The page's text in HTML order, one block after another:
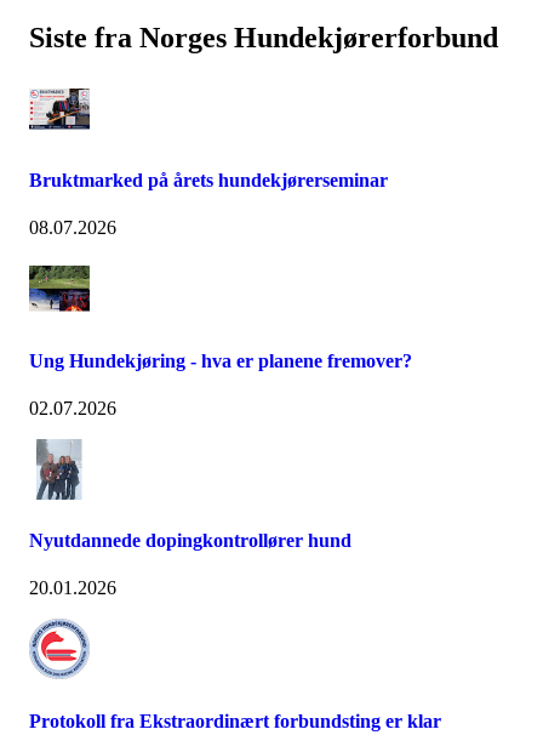
Siste fra Norges Hundekjørerforbund
Bruktmarked på årets hundekjørerseminar
08.07.2026
Ung Hundekjøring - hva er planene fremover?
02.07.2026
Nyutdannede dopingkontrollører hund
20.01.2026
Protokoll fra Ekstraordinært forbundsting er klar